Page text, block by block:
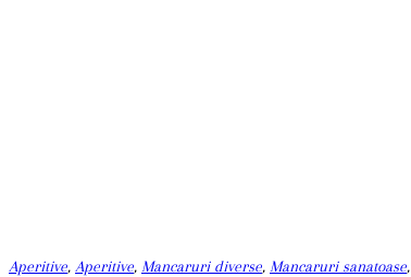
Aperitive, Aperitive, Mancaruri diverse, Mancaruri sanatoase,